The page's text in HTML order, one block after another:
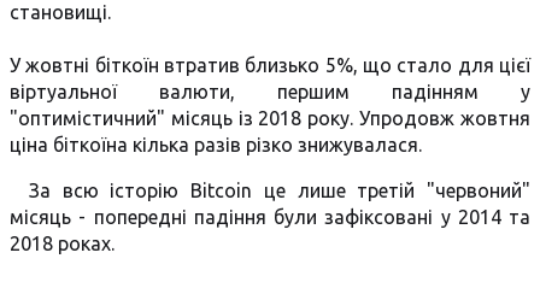
становищі.
У жовтні біткоїн втратив близько 5%, що стало для цієї
віртуальної валюти, першим падінням у
"оптимістичний" місяць із 2018 року. Упродовж жовтня
ціна біткоїна кілька разів різко знижувалася.
За всю історію Bitcoin це лише третій "червоний"
місяць - попередні падіння були зафіксовані у 2014 та
2018 роках.